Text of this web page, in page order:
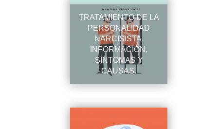
TRATAMIENTO DE LA
PERSONALIDAD
NARCISISTA.
INFORMACIÓN,
SÍNTOMAS Y
CAUSAS.